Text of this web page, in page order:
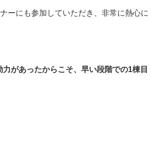
ーにも参加していただき、非常に熱心に
があったからこそ、早い段階での1棟目